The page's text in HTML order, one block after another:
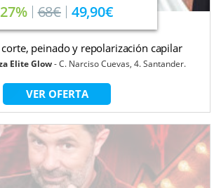
27% 68€ 49,90€
peinado y repolarización capilar
Elite Glow C. Narciso Cuevas, 4. Santander.
VER OFERTA